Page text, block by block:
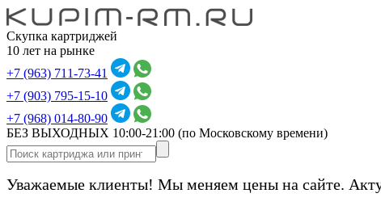
Скупка картриджей
10 лет на рынке
+7 (963) 711-73-41
+7 (903) 795-15-10
+7 (968) 014-80-90
БЕЗ ВЫХОДНЫХ 10:00-21:00 (по Московскому времени)
Уважаемые клиенты! Мы меняем цены на сайте.